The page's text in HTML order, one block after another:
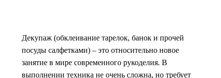
Декупаж (обклеивание тарелок, банок и прочей
посуды салфетками) – это относительно новое
занятие в мире современного рукоделия. В
выполнении техника не очень сложна, но требует